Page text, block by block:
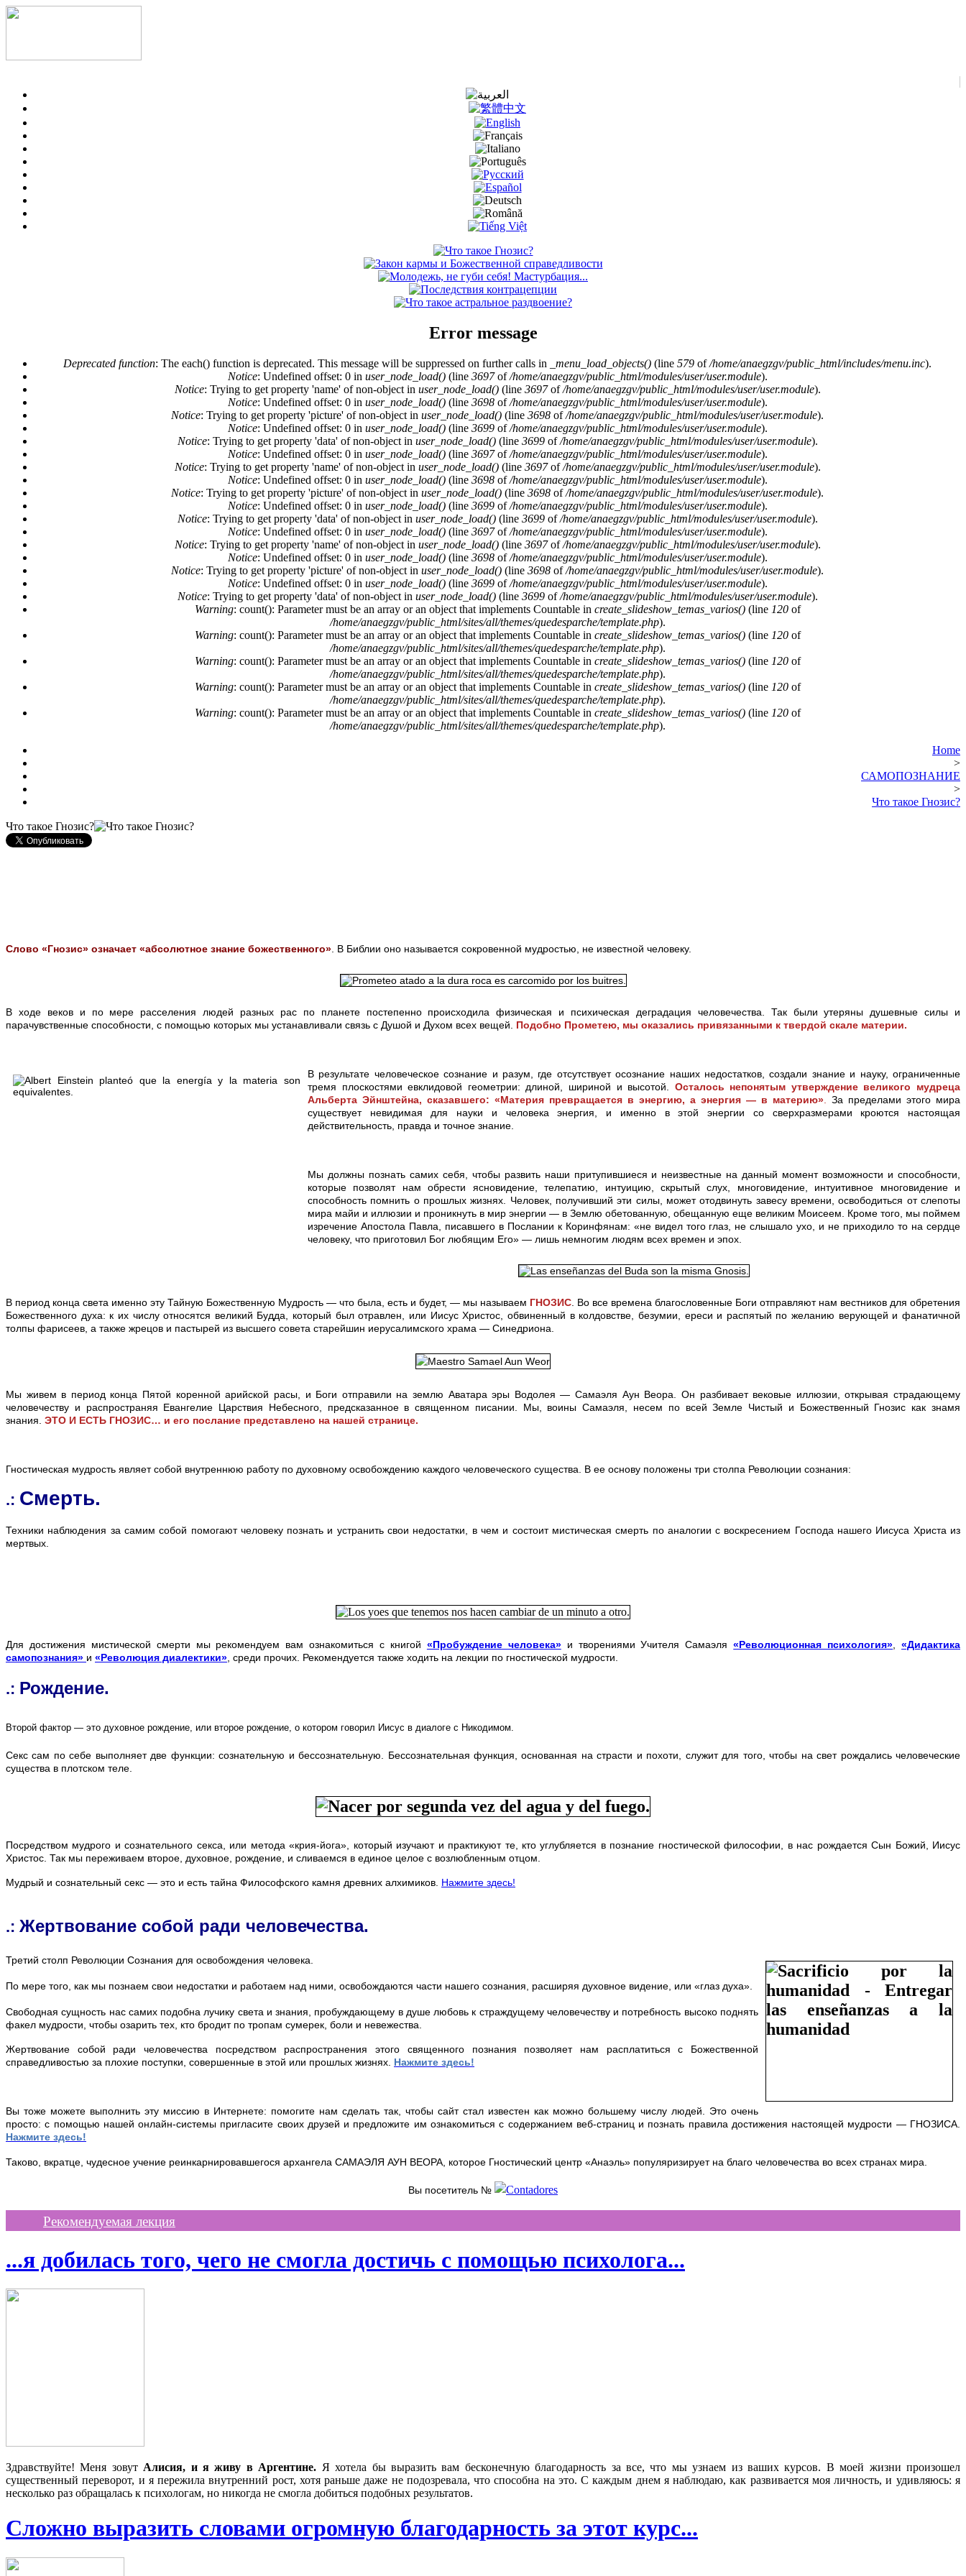
Error message
Deprecated function: The each() function is deprecated. This message will be suppressed on further calls in _menu_load_objects() (line 579 of/home/anaegzgv/public_html/includes/menu.inc).
Notice: Undefined offset: 0 in user_node_load()(line 3697of/home/anaegzgv/public_html/modules/user/user.module).
Notice: Trying to get property 'name' of non-object in user_node_load()(line 3697of/home/anaegzgv/public_html/modules/user/user.module).
Notice: Undefined offset: 0 in user_node_load()(line 3698of/home/anaegzgv/public_html/modules/user/user.module).
Notice: Trying to get property 'picture' of non-object in user_node_load() (line 3698 of/home/anaegzgv/public_html/modules/user/user.module).
Notice: Undefined offset: 0 in user_node_load()(line 3699of/home/anaegzgv/public_html/modules/user/user.module).
Notice: Trying to get property 'data' of non-object in user_node_load()(line 3699of/home/anaegzgv/public_html/modules/user/user.module).
Notice: Undefined offset: 0 in user_node_load()(line 3697of/home/anaegzgv/public_html/modules/user/user.module).
Notice: Trying to get property 'name' of non-object in user_node_load()(line 3697of/home/anaegzgv/public_html/modules/user/user.module).
Notice: Undefined offset: 0 in user_node_load()(line 3698of/home/anaegzgv/public_html/modules/user/user.module).
Notice: Trying to get property 'picture' of non-object in user_node_load() (line 3698 of/home/anaegzgv/public_html/modules/user/user.module).
Notice: Undefined offset: 0 in user_node_load()(line 3699of/home/anaegzgv/public_html/modules/user/user.module).
Notice: Trying to get property 'data' of non-object in user_node_load()(line 3699of/home/anaegzgv/public_html/modules/user/user.module).
Notice: Undefined offset: 0 in user_node_load()(line 3697of/home/anaegzgv/public_html/modules/user/user.module).
Notice: Trying to get property 'name' of non-object in user_node_load()(line 3697of/home/anaegzgv/public_html/modules/user/user.module).
Notice: Undefined offset: 0 in user_node_load()(line 3698of/home/anaegzgv/public_html/modules/user/user.module).
Notice: Trying to get property 'picture' of non-object in user_node_load() (line 3698 of/home/anaegzgv/public_html/modules/user/user.module).
Notice: Undefined offset: 0 in user_node_load()(line 3699of/home/anaegzgv/public_html/modules/user/user.module).
Notice: Trying to get property 'data' of non-object in user_node_load()(line 3699of/home/anaegzgv/public_html/modules/user/user.module).
Warning: count(): Parameter must be an array or an object that implements Countable in create_slideshow_temas_varios()(line 120of
/home/anaegzgv/public_html/sites/all/themes/quedesparche/template.php).
Warning: count(): Parameter must be an array or an object that implements Countable in create_slideshow_temas_varios()(line 120of
/home/anaegzgv/public_html/sites/all/themes/quedesparche/template.php).
Warning: count(): Parameter must be an array or an object that implements Countable in create_slideshow_temas_varios()(line 120of
/home/anaegzgv/public_html/sites/all/themes/quedesparche/template.php).
Warning: count(): Parameter must be an array or an object that implements Countable in create_slideshow_temas_varios()(line 120of
/home/anaegzgv/public_html/sites/all/themes/quedesparche/template.php).
Warning: count(): Parameter must be an array or an object that implements Countable in create_slideshow_temas_varios()(line 120of
/home/anaegzgv/public_html/sites/all/themes/quedesparche/template.php).
Home
>
САМОПОЗНАНИЕ
>
Что такое Гнозис?
Что такое Гнозис?
Слово «Гнозис» означает «абсолютное знание божественного» . В Библии оно называется сокровенной мудростью, не известной человеку.
В ходе веков и по мере расселения людей разных рас по планете постепенно происходила физическая и психическая деградация человечества. Так были утеряны душевные силы и
парачувственные способности, с помощью которых мы устанавливали связь с Душой и Духом всех вещей. Подобно Прометею, мы оказались привязанными к твердой скале материи.
В результате человеческое сознание и разум, где отсутствует осознание наших недостатков, создали знание и науку, ограниченные
тремя плоскостями евклидовой геометрии: длиной, шириной и высотой. Осталось непонятым утверждение великого мудреца
Альберта Эйнштейна, сказавшего: «Материя превращается в энергию, а энергия — в материю»
За пределами этого мира
существует невидимая для науки и человека энергия, и именно в этой энергии со сверхразмерами кроются настоящая
действительность, правда и точное знание.
Мы должны познать самих себя, чтобы развить наши притупившиеся и неизвестные на данный момент возможности и способности,
которые позволят нам обрести ясновидение, телепатию, интуицию, скрытый слух, многовидение, интуитивное многовидение и
способность помнить о прошлых жизнях. Человек, получивший эти силы, может отодвинуть завесу времени, освободиться от слепоты
мира майи и иллюзии и проникнуть в мир энергии — в Землю обетованную, обещанную еще великим Моисеем. Кроме того, мы поймем
изречение Апостола Павла, писавшего в Послании к Коринфянам: «не видел того глаз, не слышало ухо, и не приходило то на сердце
человеку, что приготовил Бог любящим Его» — лишь немногим людям всех времен и эпох.
В период конца света именно эту Тайную Божественную Мудрость — что была, есть и будет, — мы называем ГНОЗИС . Во все времена благословенные Боги отправляют нам вестников для обретения
Божественного духа: к их числу относятся великий Будда, который был отравлен, или Иисус Христос, обвиненный в колдовстве, безумии, ереси и распятый по желанию верующей и фанатичной
толпы фарисеев, а также жрецов и пастырей из высшего совета старейшин иерусалимского храма — Синедриона.
Мы живем в период конца Пятой коренной арийской расы, и Боги отправили на землю Аватара эры Водолея — Самаэля Аун Веора. Он разбивает вековые иллюзии, открывая страдающему
человечеству и распространяя Евангелие Царствия Небесного, предсказанное в священном писании. Мы, воины Самаэля, несем по всей Земле Чистый и Божественный Гнозис как знамя
знания. ЭТО И ЕСТЬ ГНОЗИС… и его послание представлено на нашей странице.
Гностическая мудрость являет собой внутреннюю работу по духовному освобождению каждого человеческого существа. В ее основу положены три столпа Революции сознания:
.: Смерть.
Техники наблюдения за самим собой помогают человеку познать и устранить свои недостатки, в чем и состоит мистическая смерть по аналогии с воскресением Господа нашего Иисуса Христа из
мертвых.
Для достижения мистической смерти мы рекомендуем вам ознакомиться с книгой «Пробуждение человека»и творениями Учителя Самаэля«Революционная психология» ,«Дидактика
самопознания» и «Революция диалектики» , среди прочих. Рекомендуется также ходить на лекции по гностической мудрости.
.: Рождение.
Второй фактор — это духовное рождение, или второе рождение, о котором говорил Иисус в диалоге с Никодимом.
Секс сам по себе выполняет две функции: сознательную и бессознательную. Бессознательная функция, основанная на страсти и похоти, служит для того, чтобы на свет рождались человеческие
существа в плотском теле.
Посредством мудрого и сознательного секса, или метода «крия-йога», который изучают и практикуют те, кто углубляется в познание гностической философии, в нас рождается Сын Божий, Иисус
Христос. Так мы переживаем второе, духовное, рождение, и сливаемся в единое целое с возлюбленным отцом.
Мудрый и сознательный секс — это и есть тайна Философского камня древних алхимиков. Нажмите здесь!
.: Жертвование собой ради человечества.
Третий столп Революции Сознания для освобождения человека.
По мере того, как мы познаем свои недостатки и работаем над ними, освобождаются части нашего сознания, расширяя духовное видение, или «глаз духа».
Свободная сущность нас самих подобна лучику света и знания, пробуждающему в душе любовь к страждущему человечеству и потребность высоко поднять
факел мудрости, чтобы озарить тех, кто бродит по тропам сумерек, боли и невежества.
Жертвование собой ради человечества посредством распространения этого священного познания позволяет нам расплатиться с Божественной
справедливостью за плохие поступки, совершенные в этой или прошлых жизнях. Нажмите здесь!
Вы тоже можете выполнить эту миссию в Интернете: помогите нам сделать так, чтобы сайт стал известен как можно большему числу людей. Это очень
просто: с помощью нашей онлайн-системы пригласите своих друзей и предложите им ознакомиться с содержанием веб-страниц и познать правила достижения настоящей мудрости — ГНОЗИСА.
Нажмите здесь!
Таково, вкратце, чудесное учение реинкарнировавшегося архангела САМАЭЛЯ АУН ВЕОРА, которое Гностический центр «Анаэль» популяризирует на благо человечества во всех странах мира.
Вы посетитель №
Рекомендуемая лекция
...я добилась того, чего не смогла достичь с помощью психолога...
Здравствуйте! Меня зовут Алисия, и я живу в Аргентине. Я хотела бы выразить вам бесконечную благодарность за все, что мы узнаем из ваших курсов. В моей жизни произошел
существенный переворот, и я пережила внутренний рост, хотя раньше даже не подозревала, что способна на это. С каждым днем я наблюдаю, как развивается моя личность, и удивляюсь: я
несколько раз обращалась к психологам, но никогда не смогла добиться подобных результатов.
Сложно выразить словами огромную благодарность за этот курс...